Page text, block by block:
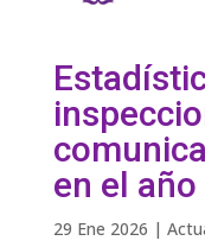
en el
29 Ene 2026 |